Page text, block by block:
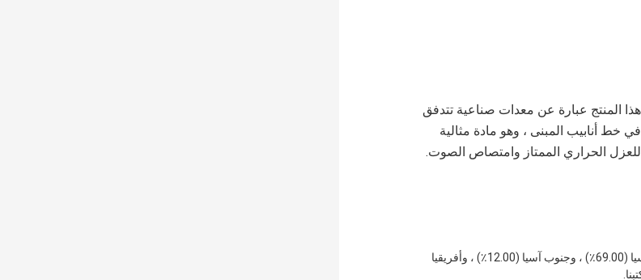
للعزل الحراري الممتاز وامتصاص الصوت.